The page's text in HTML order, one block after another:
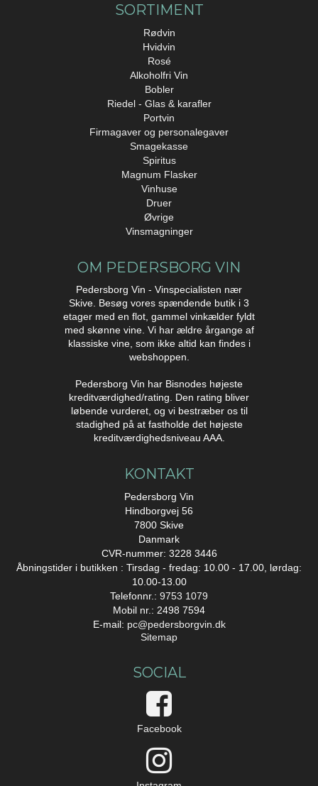
SORTIMENT
Rødvin
Hvidvin
Rosé
Alkoholfri Vin
Bobler
Riedel - Glas & karafler
Portvin
Firmagaver og personalegaver
Smagekasse
Spiritus
Magnum Flasker
Vinhuse
Druer
Øvrige
Vinsmagninger
OM PEDERSBORG VIN
Pedersborg Vin - Vinspecialisten nær
Skive. Besøg vores spændende butik i 3
etager med en flot, gammel vinkælder fyldt
med skønne vine. Vi har ældre årgange af
klassiske vine, som ikke altid kan findes i
webshoppen.
Pedersborg Vin har Bisnodes højeste
kreditværdighed/rating. Den rating bliver
løbende vurderet, og vi bestræber os til
stadighed på at fastholde det højeste
kreditværdighedsniveau AAA.
KONTAKT
Pedersborg Vin
Hindborgvej 56
7800 Skive
Danmark
CVR-nummer: 3228 3446
Åbningstider i butikken : Tirsdag - fredag: 10.00 - 17.00, lørdag:
10.00-13.00
Telefonnr.: 9753 1079
Mobil nr.: 2498 7594
E-mail: pc@pedersborgvin.dk
Sitemap
SOCIAL
Facebook